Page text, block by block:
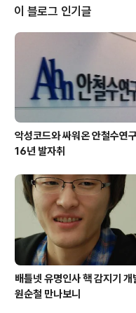
알아보시죠! 삼평동연구소 스마트
거의 없으시죠? 조금만 더 알고 쓰
길 수 있습니다. ◈ 컴퓨터, IT 그리
를 쉽고 재미있게 나누고자 합
이 블로그 인기글
악성코드와 싸워온 안철수연
16년 발자취
배틀넷 유명인사 핵 감지기 개
원순철 만나보니